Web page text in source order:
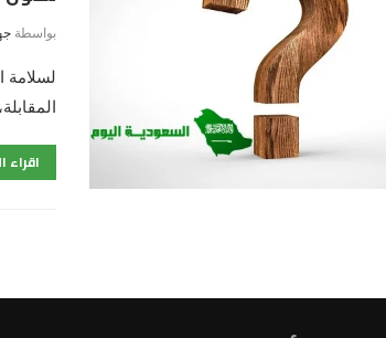
بواسطة
لسلامة
اقراء